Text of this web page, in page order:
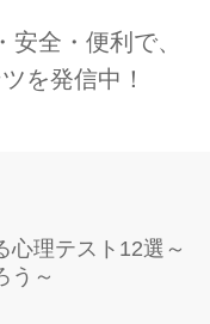
全・便利で、
を発信中！
心理テスト12選～
う～